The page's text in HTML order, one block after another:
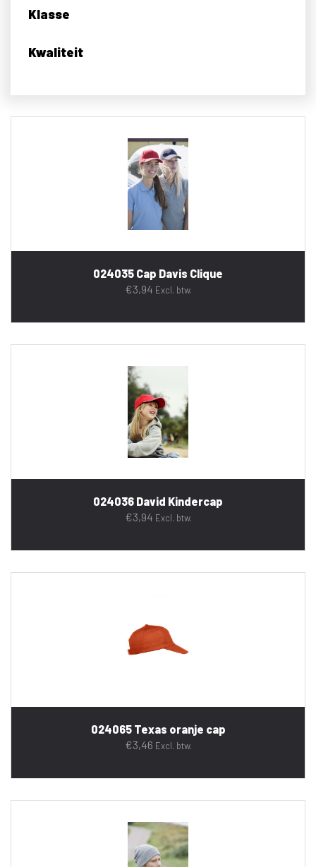
Klasse
Kwaliteit
024035 Cap Davis Clique
€3,94 Excl. btw.
024036 David Kindercap
€3,94 Excl. btw.
024065 Texas oranje cap
€3,46 Excl. btw.